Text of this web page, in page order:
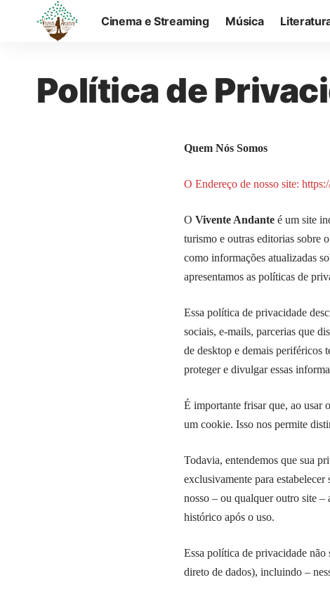
Cinema e Streaming Música
Política de
Quem Nós Somos
O Endereço de nosso site:
O Vivente Andante é um site
turismo e outras editorias sobre
como informações atualizadas
apresentamos as políticas de
Essa política de privacidade
sociais, e-mails, parcerias que
de desktop e demais periféricos
proteger e divulgar essas
É importante frisar que, ao usar
um cookie. Isso nos permite
Todavia, entendemos que sua
exclusivamente para
nosso – ou qualquer outro site
histórico após o uso.
Essa política de privacidade
direto de dados), incluindo –